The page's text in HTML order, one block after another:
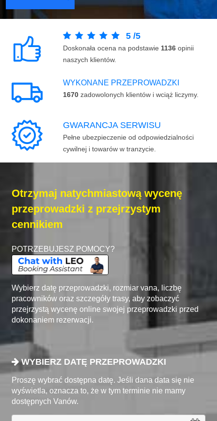
5 /5
Doskonała ocena na podstawie 1136 opinii
naszych klientów.
WYKONANE PRZEPROWADZKI
1670 zadowolonych klientów i wciąż liczymy.
GWARANCJA SERWISU
Pełne ubezpieczenie od odpowiedzialności
cywilnej i towarów w tranzycie.
Otrzymaj natychmiastową wycenę
przeprowadzki z przejrzystym
cennikiem
POTRZEBUJESZ POMOCY?
Wybierz datę przeprowadzki, rozmiar vana, liczbę
pracowników oraz szczegóły trasy, aby zobaczyć
przejrzystą wycenę online swojej przeprowadzki przed
dokonaniem rezerwacji.
WYBIERZ DATĘ PRZEPROWADZKI
Proszę wybrać dostępna datę. Jeśli dana data się nie
wyświetla, oznacza to, że w tym terminie nie mamy
dostępnych Vanów.